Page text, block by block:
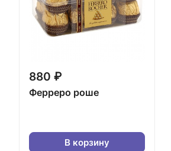
880 ₽
Ферреро роше
В корзину